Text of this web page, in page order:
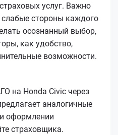
услуг. Важно
стороны каждого
осознанный выбор,
как удобство,
возможности.
на Honda Civic через
аналогичные
оформлении
страховщика.